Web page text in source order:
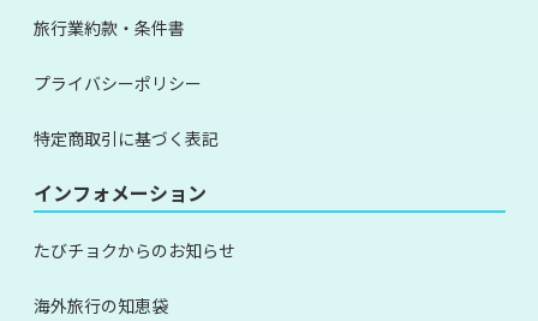
旅行業約款・条件書
プライバシーポリシー
特定商取引に基づく表記
インフォメーション
たびチョクからのお知らせ
海外旅行の知恵袋